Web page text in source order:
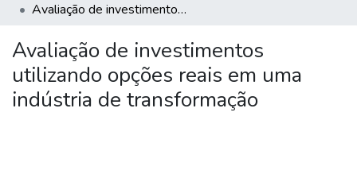
Avaliação de investimentos utilizando opções reais em uma indústria de transformação
Avaliação de investimentos
utilizando opções reais em uma
indústria de transformação